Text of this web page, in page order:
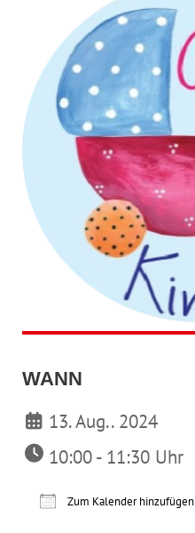
WANN
13. Aug.. 2024
10:00 - 11:30 Uhr
Zum Kalender hinzufügen